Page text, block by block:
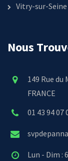
Vitry-sur-Seine
Nous
149 Rue
FRANCE
01 43 94 07
Lun - Dim :